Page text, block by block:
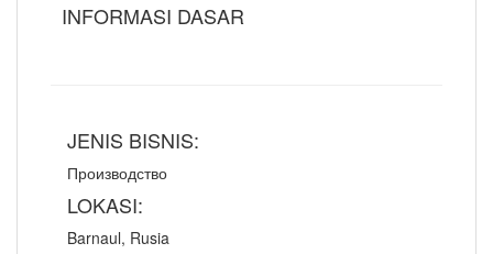
INFORMASI DASAR
JENIS BISNIS:
Производство
LOKASI:
Barnaul, Rusia